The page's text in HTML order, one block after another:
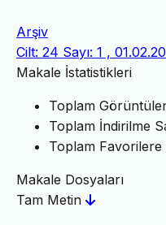
Arşiv
Cilt: 24 Sayı: 1 ,
Makale İstatistikleri
Toplam
Toplam İndirilme
Toplam Favorilere
Makale Dosyaları
Tam Metin